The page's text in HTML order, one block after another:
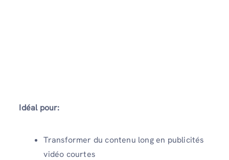
Idéal pour:
Transformer du contenu long en publicités
vidéo courtes